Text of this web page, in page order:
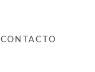
CONTACTO